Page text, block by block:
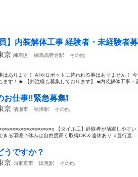
員】内装解体工事 経験者・未経験者
京 練馬区 練馬高野台駅
その他
あります！ AIやロボットに替われる事はありません！
ます！★ 【外注様も募集しております】 ■内装解体工事・
仕事‼️緊急募集❗️
京 清瀬市 秋津駅
その他
【タイル工】経験者が活躍しや
る環境 ⭐休みは自由度高く取得OK＆連休あり ⭐直行直...
うですか？
京 西東京市 田無駅
その他